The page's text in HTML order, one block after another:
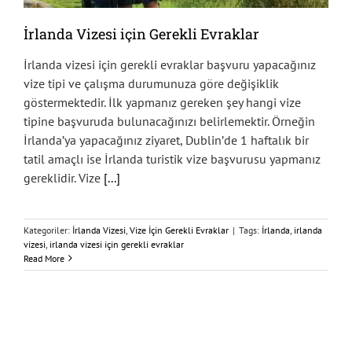
İrlanda Vizesi için Gerekli Evraklar
İrlanda vizesi için gerekli evraklar başvuru yapacağınız
vize tipi ve çalışma durumunuza göre değişiklik
göstermektedir. İlk yapmanız gereken şey hangi vize
tipine başvuruda bulunacağınızı belirlemektir. Örneğin
İrlanda’ya yapacağınız ziyaret, Dublin’de 1 haftalık bir
tatil amaçlı ise İrlanda turistik vize başvurusu yapmanız
gereklidir. Vize [...]
Kategoriler: İrlanda Vizesi Vize İçin Gerekli Evraklar | Tags: İrlanda irlanda
vizesi irlanda vizesi için gerekli evraklar
Read More